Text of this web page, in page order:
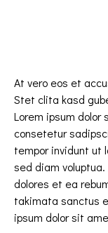
At vero eos et
Stet clita kasd
Lorem ipsum
consetetur
tempor invidunt ut
sed diam
dolores et ea
takimata sanctus
ipsum dolor sit